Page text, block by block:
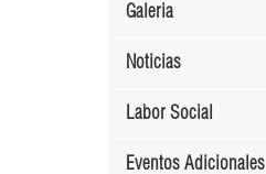
Galeria
Noticias
Labor Social
Eventos Adicionales